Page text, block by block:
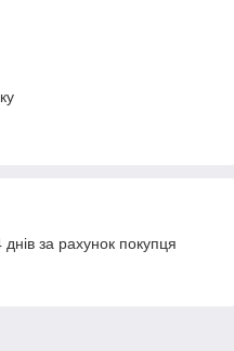
за рахунок покупця